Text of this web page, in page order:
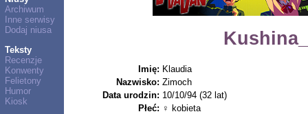
Archiwum
Inne serwisy
Dodaj niusa
Teksty
Recenzje
Konwenty
Felietony
Humor
Kiosk
Imię: Klaudia
Nazwisko: Zimoch
Data urodzin: 10/10/94 (32 lat)
Płeć: ♀ kobieta